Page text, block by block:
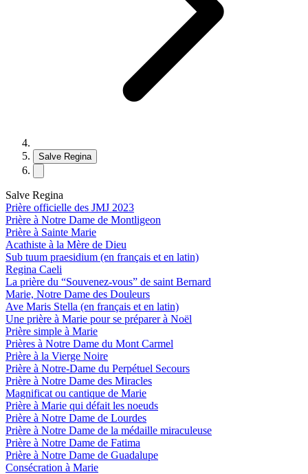
Salve Regina
Salve Regina
Prière officielle des JMJ 2023
Prière à Notre Dame de Montligeon
Prière à Sainte Marie
Acathiste à la Mère de Dieu
Sub tuum praesidium (en français et en latin)
Regina Caeli
La prière du “Souvenez-vous” de saint Bernard
Marie, Notre Dame des Douleurs
Ave Maris Stella (en français et en latin)
Une prière à Marie pour se préparer à Noël
Prière simple à Marie
Prières à Notre Dame du Mont Carmel
Prière à la Vierge Noire
Prière à Notre-Dame du Perpétuel Secours
Prière à Notre Dame des Miracles
Magnificat ou cantique de Marie
Prière à Marie qui défait les noeuds
Prière à Notre Dame de Lourdes
Prière à Notre Dame de la médaille miraculeuse
Prière à Notre Dame de Fatima
Prière à Notre Dame de Guadalupe
Consécration à Marie